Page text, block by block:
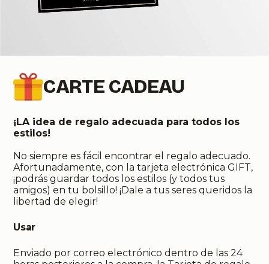
CARTE CADEAU
¡LA idea de regalo adecuada para todos los
estilos!
No siempre es fácil encontrar el regalo adecuado.
Afortunadamente, con la tarjeta electrónica GIFT,
¡podrás guardar todos los estilos (y todos tus
amigos) en tu bolsillo! ¡Dale a tus seres queridos la
libertad de elegir!
Usar
Enviado por correo electrónico dentro de las 24